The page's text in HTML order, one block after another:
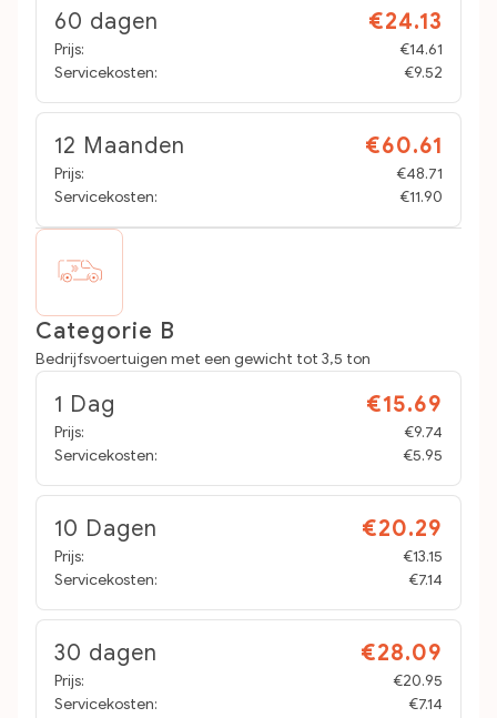
60 dagen €24.13
Prijs:
€14.61
Servicekosten:
€9.52
12 Maanden €60.61
Prijs:
€48.71
Servicekosten:
€11.90
Categorie B
Bedrijfsvoertuigen met een gewicht tot 3,5 ton
1 Dag €15.69
Prijs:
€9.74
Servicekosten:
€5.95
10 Dagen €20.29
Prijs:
€13.15
Servicekosten:
€7.14
30 dagen €28.09
Prijs:
€20.95
Servicekosten:
€7.14